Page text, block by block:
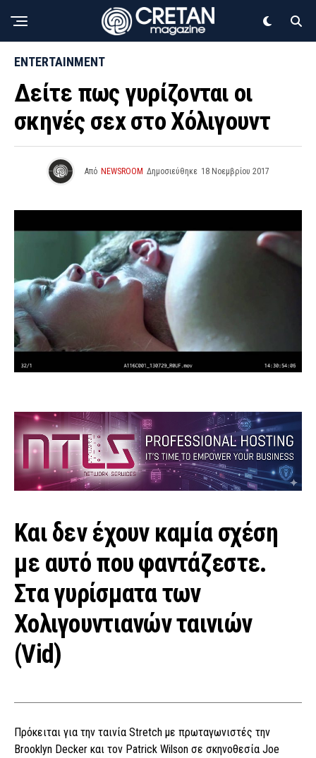
ENTERTAINMENT
Δείτε πως γυρίζονται οι
σκηνές σεx στο Χόλιγουντ
Από NEWSROOM Δημοσιεύθηκε 18 Νοεμβρίου 2017
Και δεν έχουν καμία σχέση
με αυτό που φαντάζεστε.
Στα γυρίσματα των
Χολιγουντιανών ταινιών
(Vid)
Πρόκειται για την ταινία Stretch με πρωταγωνιστές την
Brooklyn Decker και τον Patrick Wilson σε σκηνοθεσία Joe